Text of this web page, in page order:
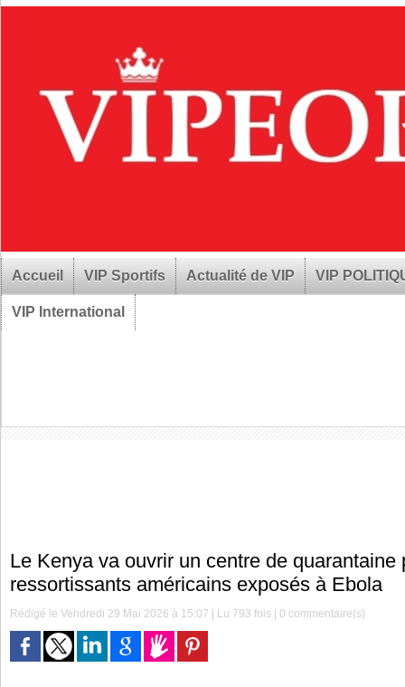
Accueil VIP Sportifs Actualité de VIP VIP
VIP International
Le Kenya va ouvrir un centre de quarantaine
ressortissants américains exposés à Ebola
Rédigé le Vendredi 29 Mai 2026 à 15:07 | Lu 793 fois |0 commentaire(s)